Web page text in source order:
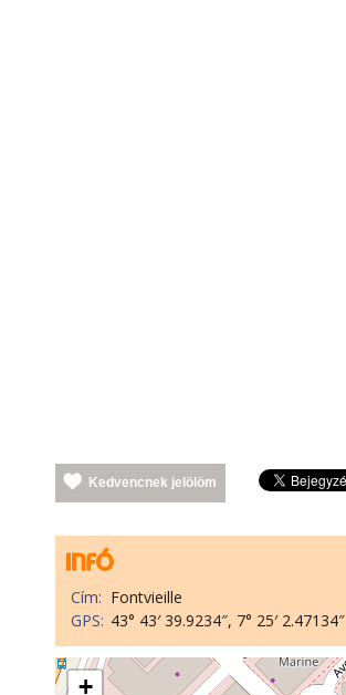
Kedvencnek jelölöm
Cím: Fontvieille
GPS: 43° 43′ 39.9234″, 7° 25′ 2.47134″
+